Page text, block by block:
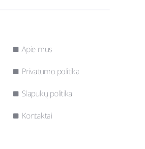
Apie mus
Privatumo politika
Slapukų politika
Kontaktai